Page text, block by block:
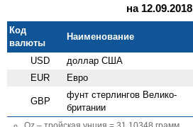
на 12.09.2018
Код
валюты
Наименование
USD доллар США
EUR Евро
GBP
фунт стерлингов Велико­
британии